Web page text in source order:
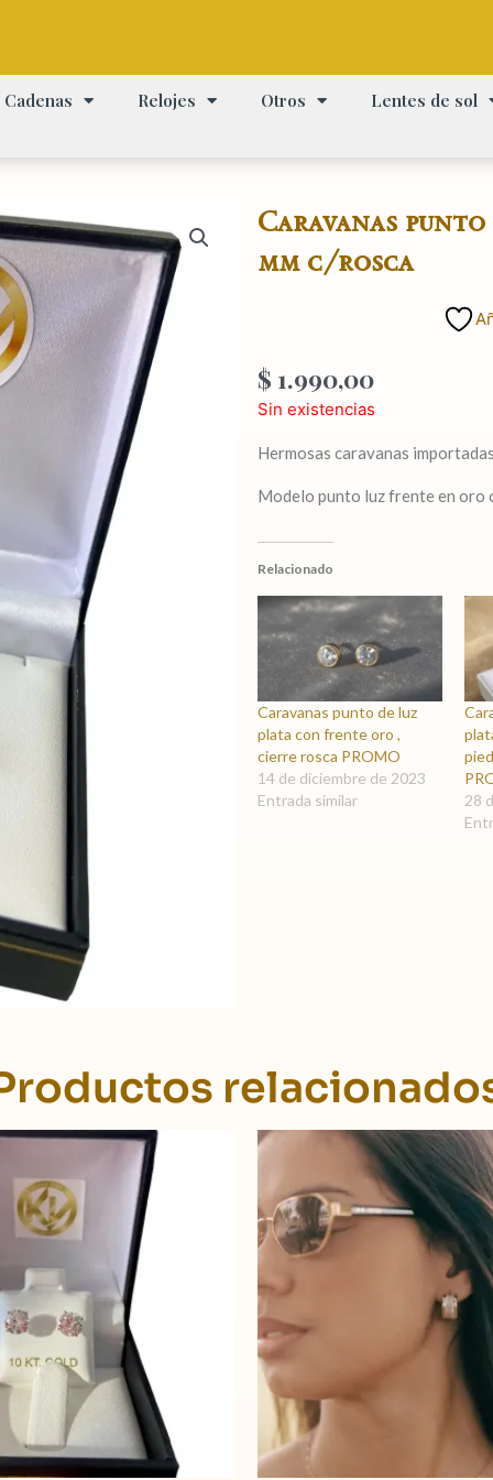
Cadenas Relojes Otros Lentes de sol
Caravanas
mm c/rosca
$ 1.990,00
Sin existencias
Hermosas caravanas
Modelo punto luz frente en oro
Relacionado
Caravanas punto de luz
plata con frente oro ,
cierre rosca PROMO
14 de diciembre de 2023
Entrada similar
28